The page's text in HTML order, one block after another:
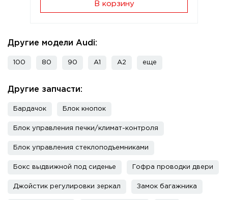
В корзину
Другие модели Audi:
100 80 90 A1 A2 еще
Другие запчасти:
Бардачок Блок кнопок
Блок управления печки/климат-контроля
Блок управления стеклоподъемниками
Бокс выдвижной под сиденье Гофра проводки двери
Джойстик регулировки зеркал Замок багажника